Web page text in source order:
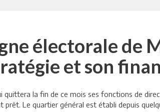
électorale de
et son
quittera la fin de ce mois ses fonctions de
Le quartier général est établi depuis